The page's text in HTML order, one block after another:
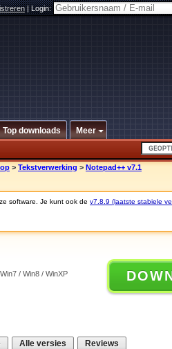
|Login:
Top downloads Meer
> Tekstverwerking > Notepad++ v7.1
software. Je kunt ook de v7.8.9 (laatste stabiele
/ Win8 / WinXP
Alle versies Reviews